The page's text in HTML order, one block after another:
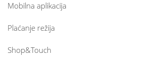
Mobilna aplikacija
Plaćanje režija
Shop&Touch